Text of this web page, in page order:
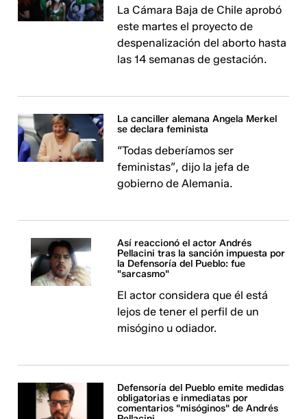
La Cámara Baja de Chile aprobó
este martes el proyecto de
despenalización del aborto hasta
las 14 semanas de gestación.
La canciller alemana Angela Merkel
se declara feminista
“Todas deberíamos ser
feministas”, dijo la jefa de
gobierno de Alemania.
Así reaccionó el actor Andrés
Pellacini tras la sanción impuesta por
la Defensoría del Pueblo: fue
"sarcasmo"
El actor considera que él está
lejos de tener el perfil de un
misógino u odiador.
Defensoría del Pueblo emite medidas
obligatorias e inmediatas por
comentarios "misóginos" de Andrés